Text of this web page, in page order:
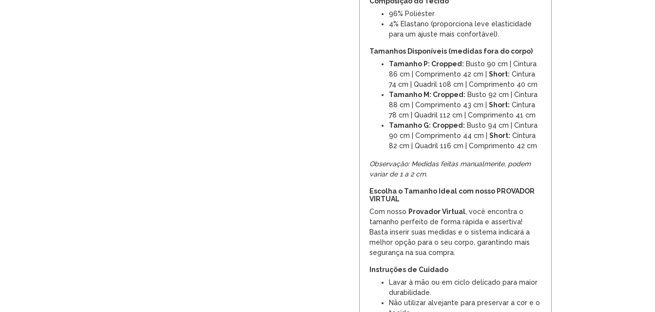
96% Poliéster
4% Elastano (proporciona leve elasticidade
para um ajuste mais confortável).
Tamanhos Disponíveis (medidas fora do corpo)
Tamanho P: Cropped: Busto 90 cm | Cintura
86 cm | Comprimento 42 cm | Short: Cintura
74 cm | Quadril 108 cm | Comprimento 40 cm
Tamanho M: Cropped: Busto 92 cm | Cintura
88 cm | Comprimento 43 cm | Short: Cintura
78 cm | Quadril 112 cm | Comprimento 41 cm
Tamanho G: Cropped: Busto 94 cm | Cintura
90 cm | Comprimento 44 cm | Short: Cintura
82 cm | Quadril 116 cm | Comprimento 42 cm
Observação: Medidas feitas manualmente, podem
variar de 1 a 2 cm.
Escolha o Tamanho Ideal com nosso PROVADOR
VIRTUAL
Com nosso Provador Virtual, você encontra o
tamanho perfeito de forma rápida e assertiva!
Basta inserir suas medidas e o sistema indicará a
melhor opção para o seu corpo, garantindo mais
segurança na sua compra.
Instruções de Cuidado
Lavar à mão ou em ciclo delicado para maior
durabilidade.
Não utilizar alvejante para preservar a cor e o